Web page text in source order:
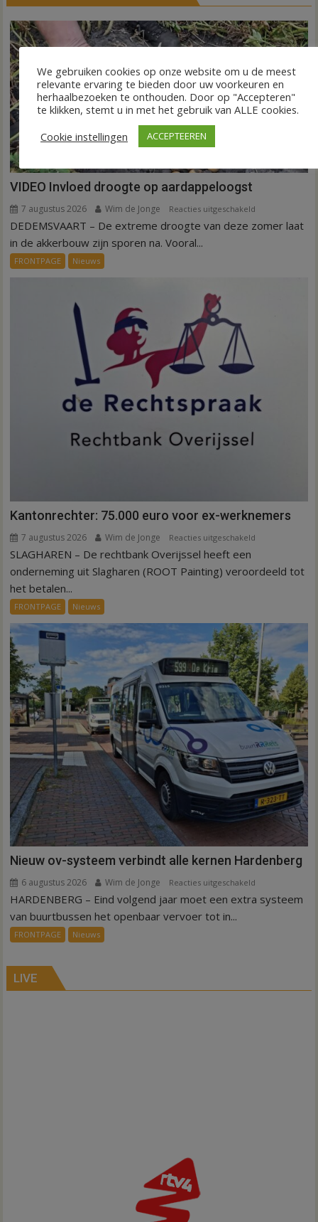
VIDEO Invloed droogte op aardappeloogst
7 augustus 2026 Wim de Jonge Reacties uitgeschakeld
VIDEO
DEDEMSVAART – De extreme droogte van deze zomer laat
in de akkerbouw zijn sporen na. Vooral...
FRONTPAGE Nieuws
Kantonrechter: 75.000 euro voor ex-werknemers
7 augustus 2026 Wim de Jonge Reacties uitgeschakeld
75.000
werknemers
SLAGHAREN – De rechtbank Overijssel heeft een
onderneming uit Slagharen (ROOT Painting) veroordeeld tot
het betalen...
FRONTPAGE Nieuws
Nieuw ov-systeem verbindt alle kernen Hardenberg
6 augustus 2026 Wim de Jonge Reacties uitgeschakeld
Nieuw
Hardenberg
HARDENBERG – Eind volgend jaar moet een extra systeem
van buurtbussen het openbaar vervoer tot in...
FRONTPAGE Nieuws
LIVE
We gebruiken cookies op onze website om u de meest
relevante ervaring te bieden door uw voorkeuren en
herhaalbezoeken te onthouden. Door op "Accepteren"
te klikken, stemt u in met het gebruik van ALLE cookies.
Cookie instellingen
ACCEPTEEREN